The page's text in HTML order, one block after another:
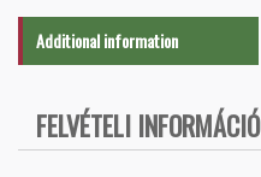
Additional information
FELVÉTELI INFORMÁCIÓ